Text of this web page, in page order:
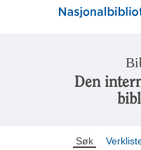
Den
Søk